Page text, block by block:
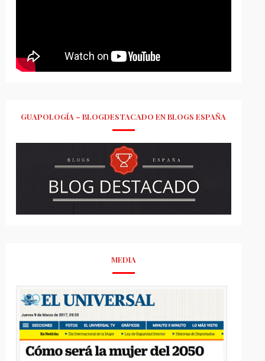
GUAPOLOGÍA – BLOGDESTACADO EN BLOGS ESPAÑA
MEDIA